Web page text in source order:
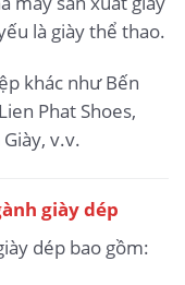
là giày thể thao.
khác như Bến
Phat Shoes,
v.v.
giày dép
dép bao gồm: